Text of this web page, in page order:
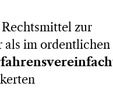
Rechtsmittel zur
als im ordentlichen